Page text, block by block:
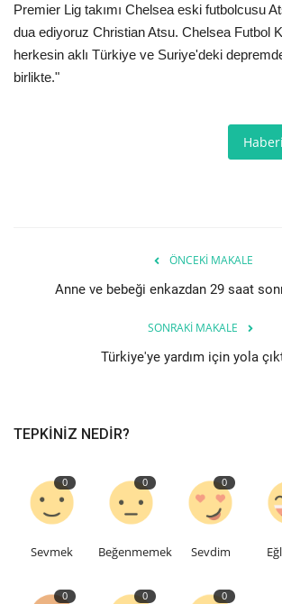
Sağlık
Teknoloji
Premier Lig takımı Chelsea eski futbolcusu
dua ediyoruz Christian Atsu. Chelsea Futbol
herkesin aklı Türkiye ve Suriye'deki
birlikte."
ÖNCEKI MAKALE
Anne ve bebeği enkazdan 29 saat
SONRAKI MAKALE
Türkiye'ye yardım için yola
TEPKINIZ NEDIR?
0
Sevmek
0
Beğenmemek
0
Sevdim
0 0 0